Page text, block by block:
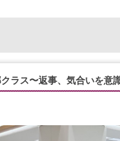
ラス〜返事、気合いを意